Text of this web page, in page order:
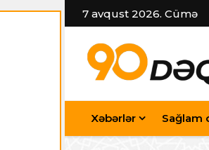
7 avqust 2026. Cümə
Xəbərlər Sağlam